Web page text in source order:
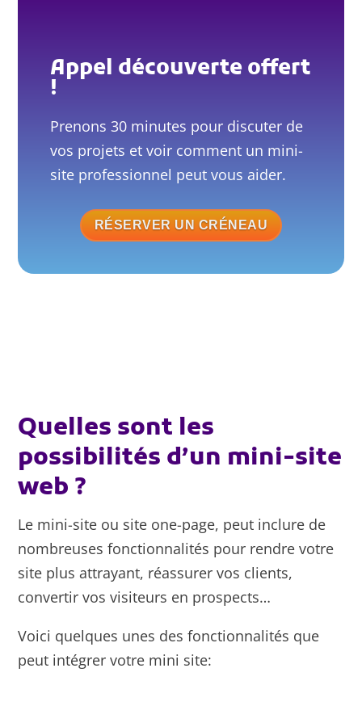
Appel découverte offert
!
Prenons 30 minutes pour discuter de
vos projets et voir comment un mini-
site professionnel peut vous aider.
RÉSERVER UN CRÉNEAU
Quelles sont les
possibilités d’un mini-site
web ?
Le mini-site ou site one-page, peut inclure de
nombreuses fonctionnalités pour rendre votre
site plus attrayant, réassurer vos clients,
convertir vos visiteurs en prospects…
Voici quelques unes des fonctionnalités que
peut intégrer votre mini site: